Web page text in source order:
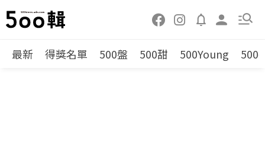
最新 得獎名單 500盤 500甜 500Young 500